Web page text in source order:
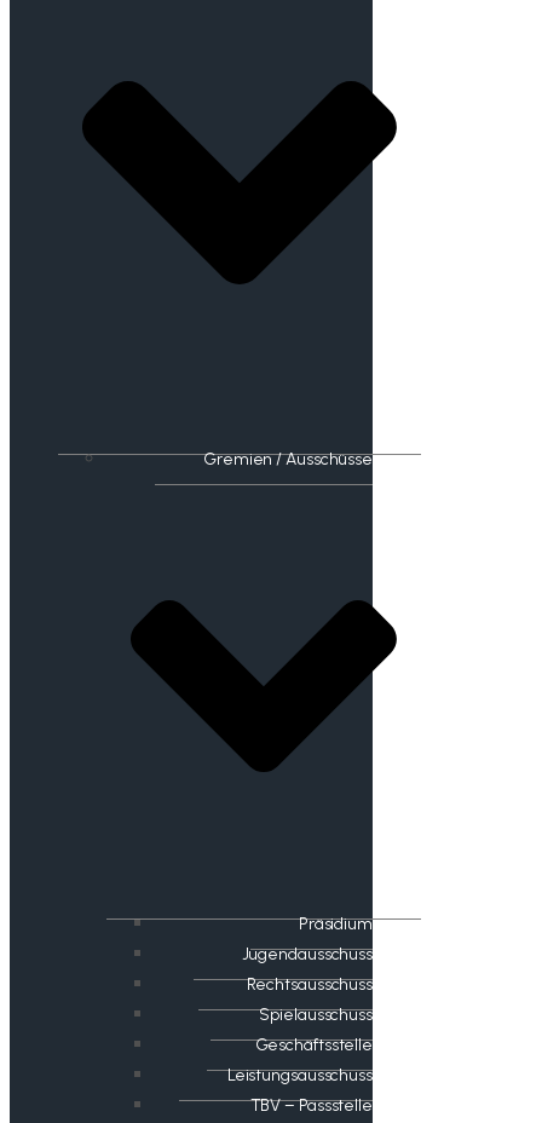
Gremien / Ausschüsse
Präsidium
Jugendausschuss
Rechtsausschuss
Spielausschuss
Geschäftsstelle
Leistungsausschuss
TBV – Passstelle